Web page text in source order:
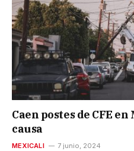
Caen postes de CFE
causa
MEXICALI 7 junio, 2024